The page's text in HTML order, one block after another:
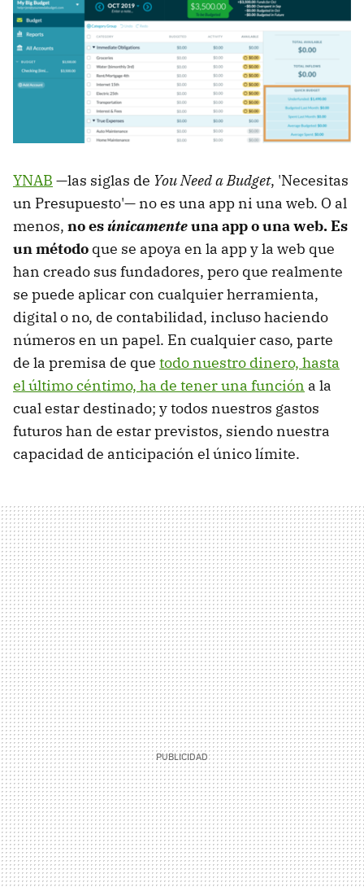
YNAB —las siglas de You Need a Budget, 'Necesitas
un Presupuesto'— no es una app ni una web. O al
menos, no esúnicamenteuna app o una web. Es
un método que se apoya en la app y la web que
han creado sus fundadores, pero que realmente
se puede aplicar con cualquier herramienta,
digital o no, de contabilidad, incluso haciendo
números en un papel. En cualquier caso, parte
de la premisa de que todo nuestro dinero, hasta
el último céntimo, ha de tener una función a la
cual estar destinado; y todos nuestros gastos
futuros han de estar previstos, siendo nuestra
capacidad de anticipación el único límite.